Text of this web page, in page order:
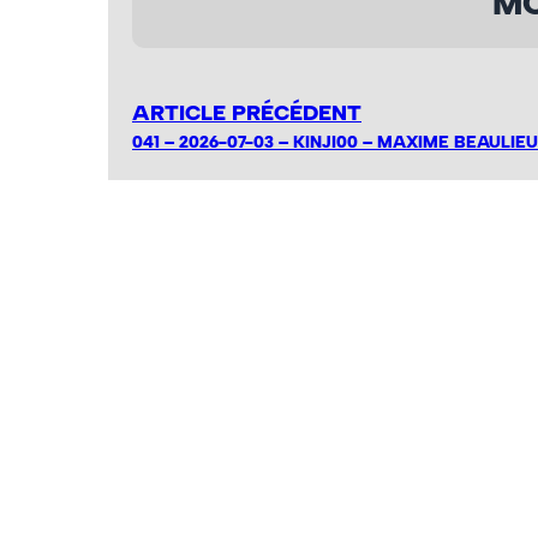
ARTICLE PRÉCÉDENT
041 – 2026-07-03 – KINJI00 – MAXIME BEAULIEU